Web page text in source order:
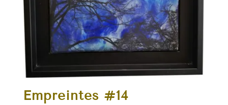
Empreintes #14